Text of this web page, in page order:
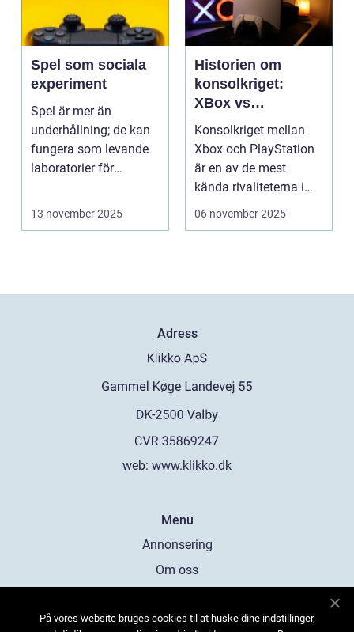
Spel som sociala
experiment
Spel är mer än
underhållning; de kan
fungera som levande
laboratorier för
13 november 2025
Historien om
konsolkriget:
XBox vs
PlayStation
Konsolkriget mellan
Xbox och PlayStation
är en av de mest
kända rivaliteterna i
spelvä...
06 november 2025
Adress
web: www.klikko.dk
Menu
Annonsering
Om oss
Kontakta oss
På vores website bruges cookies til at huske dine indstillinger,